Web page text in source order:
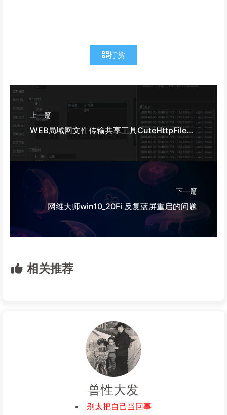
打赏
上一篇
WEB局域网文件传输共享工具CuteHttpFileServer
下一篇
网维大师win10_20Fi 反复蓝屏重启的问题
相关推荐
兽性大发
别太把自己当回事